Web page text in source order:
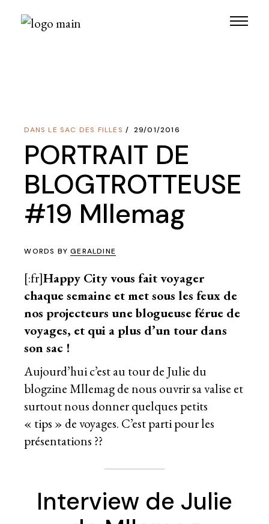
DANS LE SAC DES FILLES 29/01/2016
PORTRAIT DE
BLOGTROTTEUSE
#19 Mllemag
WORDS BYGERALDINE
[:fr]Happy City vous fait voyager
chaque semaine et met sous les feux de
nos projecteurs une blogueuse férue de
voyages, et qui a plus d’un tour dans
son sac !
Aujourd’hui c’est au tour de Julie du
blogzineMllemagde nous ouvrir sa valise et
surtout nous donner quelques petits
« tips » de voyages. C’est parti pour les
présentations ??
Interview de Julie